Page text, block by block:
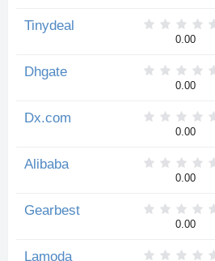
Tinydeal
0.00
Dhgate
0.00
Dx.com
0.00
Alibaba
0.00
Gearbest
0.00
Lamoda